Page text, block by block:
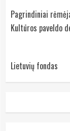
Pagrindiniai
Kultūros paveldo
Lietuvių fondas